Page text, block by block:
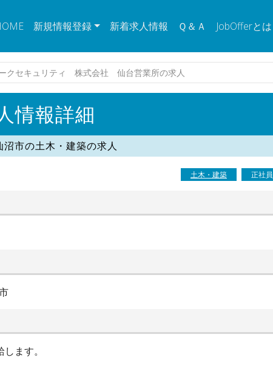
新規情報登録 新着求人情報 Ｑ＆Ａ JobOfferとは
クセキュリティ 株式会社 仙台営業所の求人
情報詳細
沼市の土木・建築の求人
土木・建築 正社員
ます。